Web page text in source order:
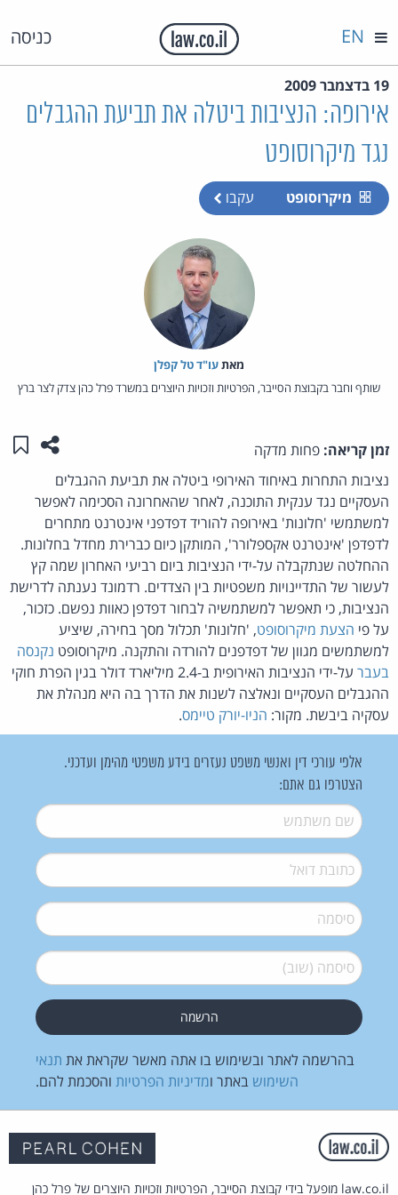
כניסה EN
19 בדצמבר 2009
אירופה: הנציבות ביטלה את תביעת ההגבלים
נגד מיקרוסופט
מיקרוסופט עקבו
מאת‏עו"ד טל קפלן
שותף וחבר בקבוצת הסייבר, הפרטיות וזכויות היוצרים במשרד פרל כהן צדק לצר ברץ
זמן קריאה: פחות מדקה שתפו
נציבות התחרות באיחוד האירופי ביטלה את תביעת ההגבלים
העסקיים נגד ענקית התוכנה, לאחר שהאחרונה הסכימה לאפשר
למשתמשי 'חלונות' באירופה להוריד דפדפני אינטרנט מתחרים
לדפדפן 'אינטרנט אקספלורר', המותקן כיום כברירת מחדל בחלונות.
ההחלטה שנתקבלה על-ידי הנציבות ביום רביעי האחרון שמה קץ
לעשור של התדיינויות משפטיות בין הצדדים. רדמונד נענתה לדרישת
הנציבות, כי תאפשר למשתמשיה לבחור דפדפן כאוות נפשם. כזכור,
על פי הצעת מיקרוסופט, 'חלונות' תכלול מסך בחירה, שיציע
למשתמשים מגוון של דפדפנים להורדה והתקנה. מיקרוסופט נקנסה
בעבר
על-ידי הנציבות האירופית ב-2.4 מיליארד דולר בגין הפרת חוקי
ההגבלים העסקיים ונאלצה לשנות את הדרך בה היא מנהלת את
עסקיה ביבשת. מקור: הניו-יורק טיימס.
אלפי עורכי דין ואנשי משפט נעזרים בידע משפטי מהימן ועדכני.
הצטרפו גם אתם:
שם משתמש*
דואל*
סיסמה*
סיסמה (שוב)*
בהרשמה לאתר ובשימוש בו אתה מאשר שקראת את תנאי
השימוש באתר ומדיניות הפרטיות והסכמת להם.
law.co.il מופעל בידי קבוצת הסייבר, הפרטיות וזכויות היוצרים של פרל כהן